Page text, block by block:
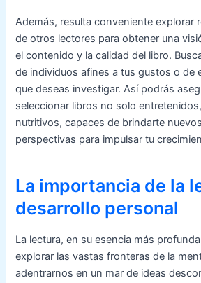
Además, resulta conveniente explorar
de otros lectores para obtener una
el contenido y la calidad del libro.
de individuos afines a tus gustos o de
que deseas investigar. Así podrás
seleccionar libros no solo
nutritivos, capaces de brindarte
perspectivas para impulsar tu
La importancia de la
desarrollo personal
La lectura, en su esencia más
explorar las vastas fronteras de la
adentrarnos en un mar de ideas